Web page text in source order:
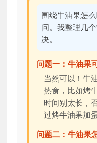
围绕牛油果怎
问。我整理几
决。
问题一：牛油果
当然可以！牛
热食，比如烤
时间别太长，
过烤牛油果加
问题二：牛油果